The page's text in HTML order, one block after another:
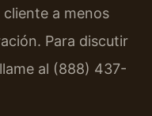
a menos
Para discutir
al (888) 437-